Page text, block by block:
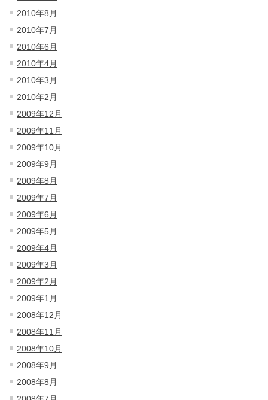
2010年8月
2010年7月
2010年6月
2010年4月
2010年3月
2010年2月
2009年12月
2009年11月
2009年10月
2009年9月
2009年8月
2009年7月
2009年6月
2009年5月
2009年4月
2009年3月
2009年2月
2009年1月
2008年12月
2008年11月
2008年10月
2008年9月
2008年8月